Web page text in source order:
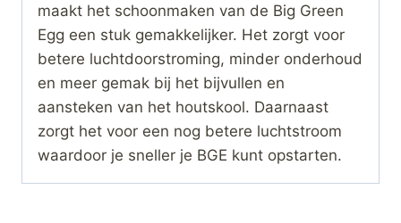
maakt het schoonmaken van de Big Green
Egg een stuk gemakkelijker. Het zorgt voor
betere luchtdoorstroming, minder onderhoud
en meer gemak bij het bijvullen en
aansteken van het houtskool. Daarnaast
zorgt het voor een nog betere luchtstroom
waardoor je sneller je BGE kunt opstarten.